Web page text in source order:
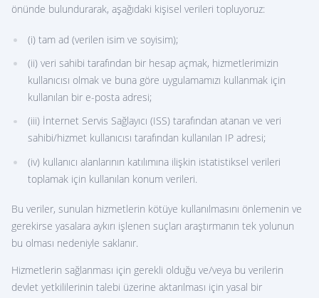
önünde bulundurarak, aşağıdaki kişisel verileri topluyoruz:
(i) tam ad (verilen isim ve soyisim);
(ii) veri sahibi tarafından bir hesap açmak, hizmetlerimizin
kullanıcısı olmak ve buna göre uygulamamızı kullanmak için
kullanılan bir e-posta adresi;
(iii) İnternet Servis Sağlayıcı (ISS) tarafından atanan ve veri
sahibi/hizmet kullanıcısı tarafından kullanılan IP adresi;
(iv) kullanıcı alanlarının katılımına ilişkin istatistiksel verileri
toplamak için kullanılan konum verileri.
Bu veriler, sunulan hizmetlerin kötüye kullanılmasını önlemenin ve
gerekirse yasalara aykırı işlenen suçları araştırmanın tek yolunun
bu olması nedeniyle saklanır.
Hizmetlerin sağlanması için gerekli olduğu ve/veya bu verilerin
devlet yetkililerinin talebi üzerine aktarılması için yasal bir